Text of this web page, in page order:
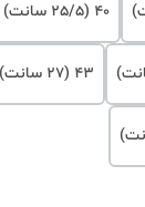
40 (25/5 سانت)
43 (27 سانت)